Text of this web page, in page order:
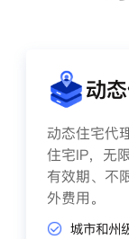
动
动态住宅代
住宅IP，无
有效期、不
外费用。
城市和州